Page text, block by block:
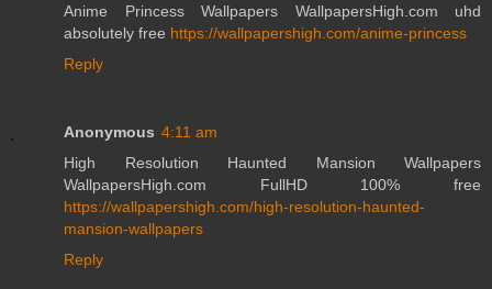
Anime Princess Wallpapers WallpapersHigh.com uhd
absolutely free https://wallpapershigh.com/anime-princess
Reply
Anonymous 4:11 am
High Resolution Haunted Mansion Wallpapers
WallpapersHigh.com FullHD 100% free
https://wallpapershigh.com/high-resolution-haunted-
mansion-wallpapers
Reply